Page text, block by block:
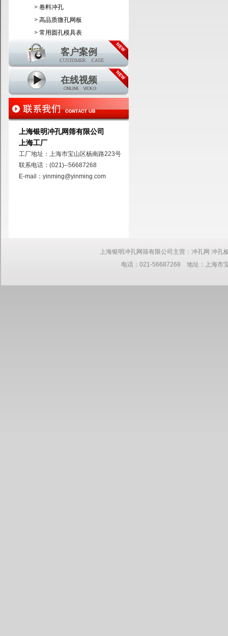
> 卷料冲孔
> 高品质微孔网板
> 常用圆孔模具表
客户案例
在线视频
上海银明冲孔网筛有限公司
上海工厂
工厂地址：上海市宝山区杨南路223号
联系电话：(021)--56687268
E-mail：yinming@yinming.com
上海银明冲孔网筛有限公司主营：冲孔网 冲
电话：021-56687268 地址：上海市